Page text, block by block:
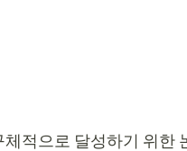
적으로 달성하기 위한